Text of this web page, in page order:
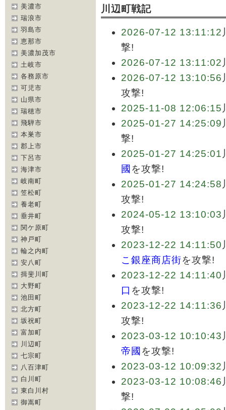
美濃市
瑞浪市
羽島市
恵那市
美濃加茂市
土岐市
各務原市
可児市
山県市
瑞穂市
飛騨市
本巣市
郡上市
下呂市
海津市
岐南町
笠松町
養老町
垂井町
関ケ原町
神戸町
輪之内町
安八町
揖斐川町
大野町
池田町
北方町
坂祝町
富加町
川辺町
七宗町
八百津町
白川町
東白川村
御嵩町
川辺町戦記
2026-07-12 13:11:12
撃!
2026-07-12 13:11:02
2026-07-12 13:10:56
攻撃!
2025-11-08 12:06:15
2025-01-27 14:25:09
撃!
2025-01-27 14:25:01
國 を攻撃!
2025-01-27 14:24:58
攻撃!
2024-05-12 13:10:03
攻撃!
2023-12-22 14:11:50
こ銀座商店街を攻撃!
2023-12-22 14:11:40
口 を攻撃!
2023-12-22 14:11:36
攻撃!
2023-03-12 10:10:43
帝國 を攻撃!
2023-03-12 10:09:32
2023-03-12 10:08:46
撃!